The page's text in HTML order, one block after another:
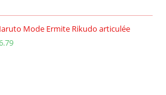
:
actuel
est :
€20.65.
Mode Ermite Rikudo articulée
Le